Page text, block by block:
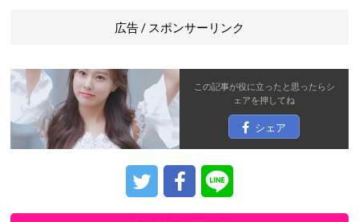
広告 / スポンサーリンク
この記事が役に立ったと思ったらシ
ェアを押してね
シェア